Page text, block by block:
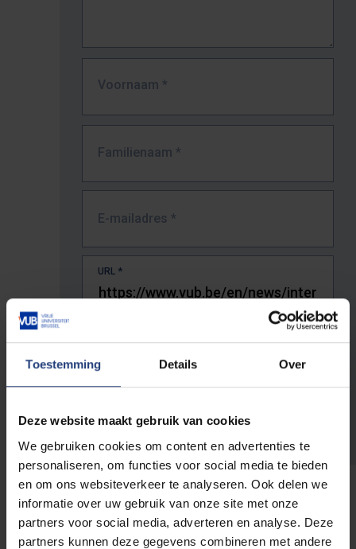
Toestemming Details Over
Deze website maakt gebruik van cookies
We gebruiken cookies om content en advertenties te
personaliseren, om functies voor social media te bieden
en om ons websiteverkeer te analyseren. Ook delen we
informatie over uw gebruik van onze site met onze
partners voor social media, adverteren en analyse. Deze
partners kunnen deze gegevens combineren met andere
Voornaam *
Familienaam *
E-mailadres *
URL *
De volledige URL van de pagina waar je de fout zag.